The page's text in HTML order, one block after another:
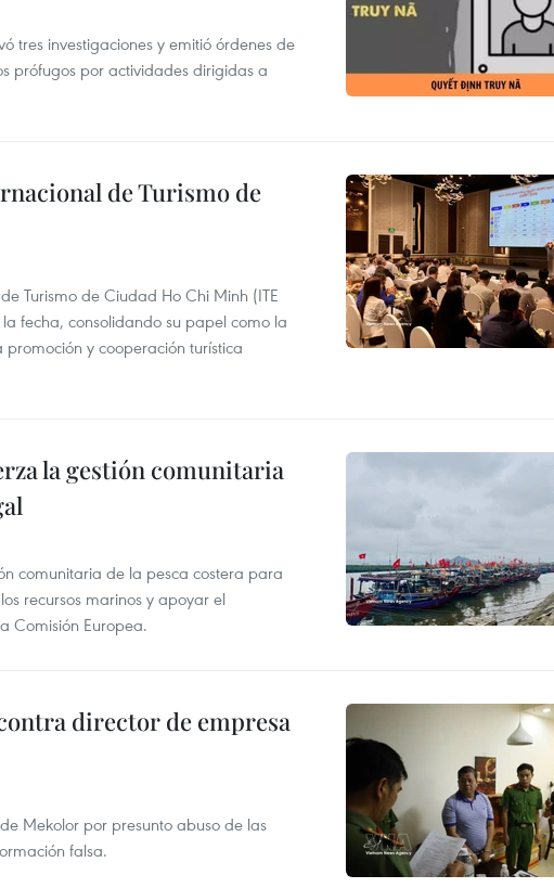
tres investigaciones y emitió órdenes de
prófugos por actividades dirigidas a
de Turismo de
Turismo de Ciudad Ho Chi Minh (ITE
fecha, consolidando su papel como la
y cooperación turística
la gestión comunitaria
comunitaria de la pesca costera para
recursos marinos y apoyar el
Comisión Europea.
director de empresa
Mekolor por presunto abuso de las
falsa.